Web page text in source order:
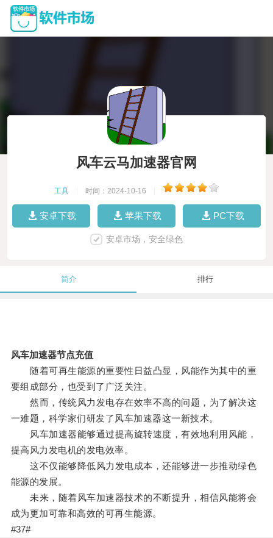
风车云马加速器官网
工具 时间：2024-10-16
安卓下载 苹果下载 PC下载
安卓市场，安全绿色
简介 排行
风车加速器节点充值
随着可再生能源的重要性日益凸显，风能作为其中的重
要组成部分，也受到了广泛关注。
然而，传统风力发电存在效率不高的问题，为了解决这
一难题，科学家们研发了风车加速器这一新技术。
风车加速器能够通过提高旋转速度，有效地利用风能，
提高风力发电机的发电效率。
这不仅能够降低风力发电成本，还能够进一步推动绿色
能源的发展。
未来，随着风车加速器技术的不断提升，相信风能将会
成为更加可靠和高效的可再生能源。
#37#